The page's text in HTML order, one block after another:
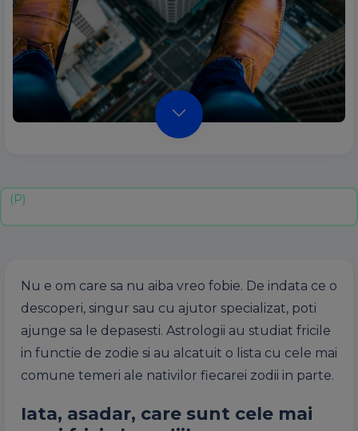
Nu e om care sa nu aiba vreo fobie. De indata ce o
descoperi, singur sau cu ajutor specializat, poti
ajunge sa le depasesti. Astrologii au studiat fricile
in functie de zodie si au alcatuit o lista cu cele mai
comune temeri ale nativilor fiecarei zodii in parte.
Iata, asadar, care sunt cele mai